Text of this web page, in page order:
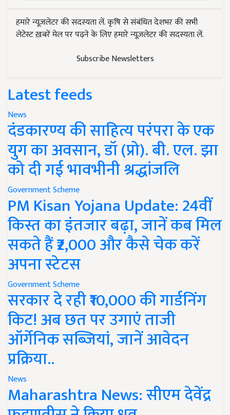
हमारे न्यूज़लेटर की सदस्यता लें. कृषि से संबंधित देशभर की सभी
लेटेस्ट ख़बरें मेल पर पढ़ने के लिए हमारे न्यूज़लेटर की सदस्यता लें.
Subscribe Newsletters
Latest feeds
News
दंडकारण्य की साहित्य परंपरा के एक
युग का अवसान, डॉ (प्रो). बी. एल. झा
को दी गई भावभीनी श्रद्धांजलि
Government Scheme
PM Kisan Yojana Update: 24वीं
किस्त का इंतजार बढ़ा, जानें कब मिल
सकते हैं ₹2,000 और कैसे चेक करें
अपना स्टेटस
Government Scheme
सरकार दे रही ₹10,000 की गार्डनिंग
किट! अब छत पर उगाएं ताजी
ऑर्गेनिक सब्जियां, जानें आवेदन
प्रक्रिया..
News
Maharashtra News: सीएम देवेंद्र